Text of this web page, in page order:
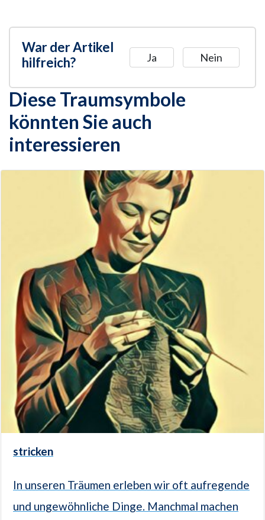
War der Artikel
hilfreich?
Ja Nein
Diese Traumsymbole
könnten Sie auch
interessieren
stricken
In unseren Träumen erleben wir oft aufregende
und ungewöhnliche Dinge. Manchmal machen